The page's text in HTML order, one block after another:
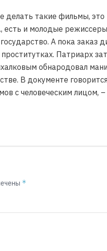
делать такие фильмы,
есть и молодые
А пока
Патриарх
обнародовал
В документе
с человеческим лицом,
*